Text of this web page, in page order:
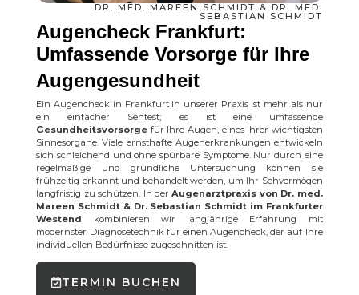
DR. MED. MAREEN SCHMIDT & DR. MED.
SEBASTIAN SCHMIDT
Augencheck Frankfurt:
Umfassende Vorsorge für Ihre
Augengesundheit
Ein Augencheck in Frankfurt in unserer Praxis ist mehr als nur
ein einfacher Sehtest; es ist eine umfassende
Gesundheitsvorsorge für Ihre Augen, eines Ihrer wichtigsten
Sinnesorgane. Viele ernsthafte Augenerkrankungen entwickeln
sich schleichend und ohne spürbare Symptome. Nur durch eine
regelmäßige und gründliche Untersuchung können sie
frühzeitig erkannt und behandelt werden, um Ihr Sehvermögen
langfristig zu schützen. In derAugenarztpraxis von Dr. med.
Mareen Schmidt & Dr. Sebastian Schmidt im Frankfurter
Westend
kombinieren wir langjährige Erfahrung mit
modernster Diagnosetechnik für einen Augencheck, der auf Ihre
individuellen Bedürfnisse zugeschnitten ist.
TERMIN BUCHEN